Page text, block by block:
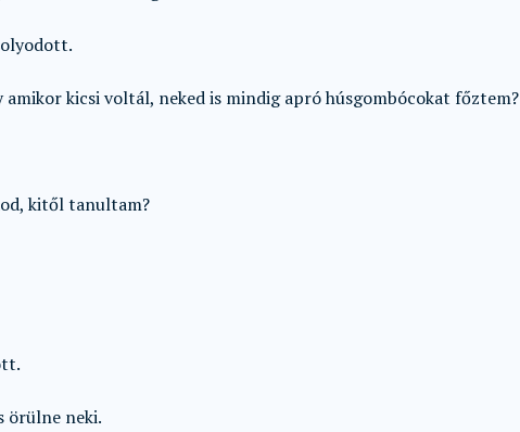
amikor kicsi voltál, neked is mindig apró húsgombócokat főztem?
kitől tanultam?
örülne neki.